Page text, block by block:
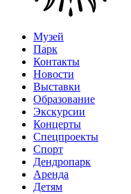
Музей
Парк
Контакты
Новости
Выставки
Образование
Экскурсии
Концерты
Спецпроекты
Спорт
Дендропарк
Аренда
Детям